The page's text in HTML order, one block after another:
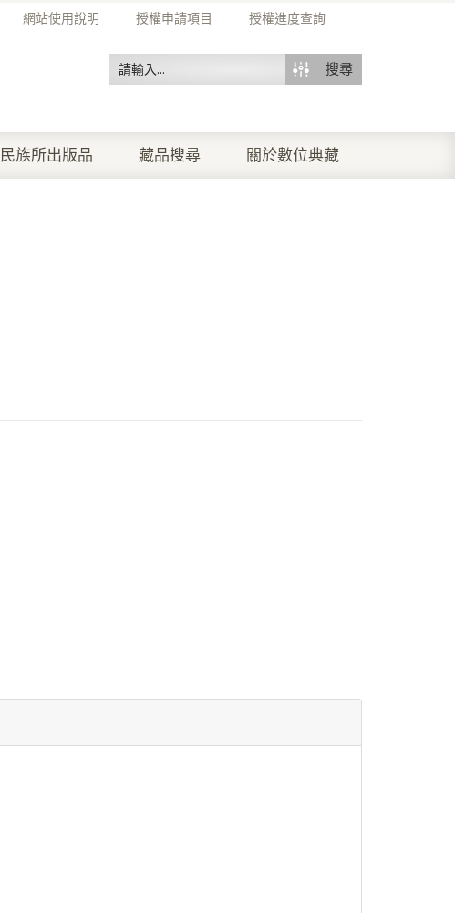
網站使用說明 授權申請項目 授權進度查詢
搜尋
民族所出版品 藏品搜尋 關於數位典藏